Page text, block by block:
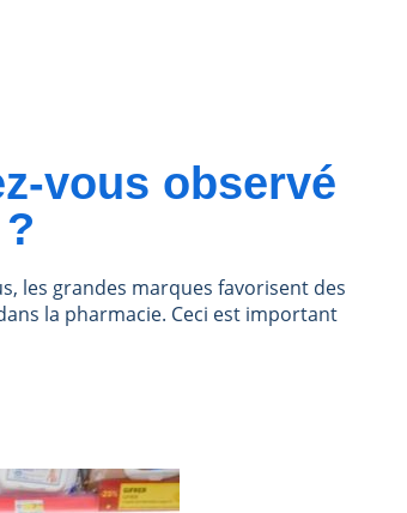
vous observé
les grandes marques favorisent des
la pharmacie. Ceci est important